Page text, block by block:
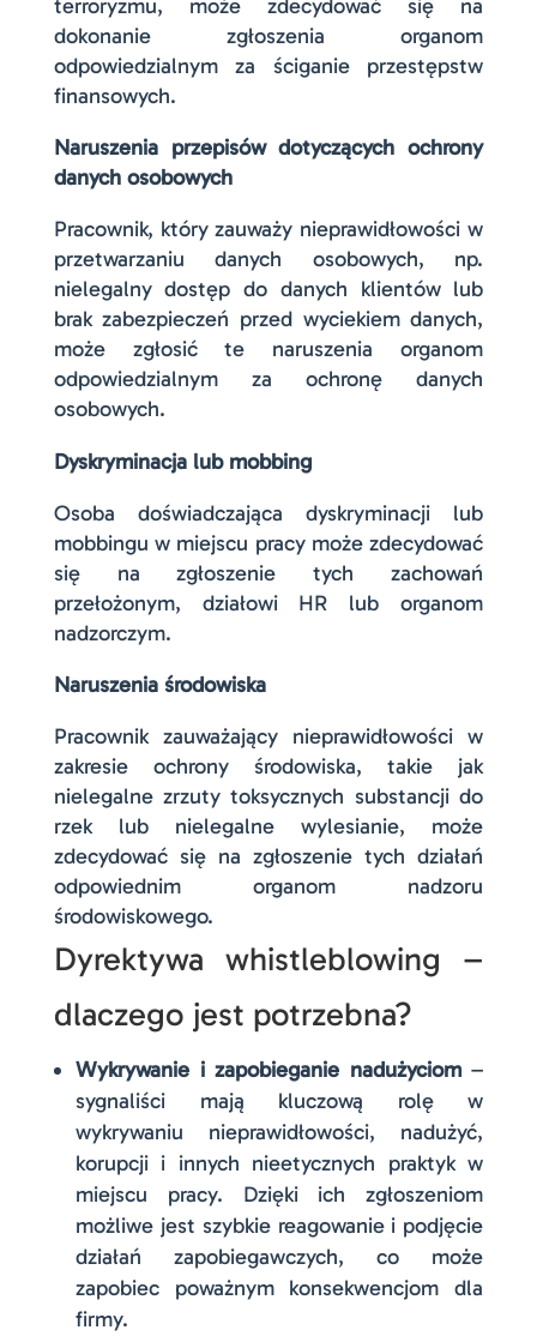
terroryzmu, może zdecydować się na
dokonanie zgłoszenia organom
odpowiedzialnym za ściganie przestępstw
finansowych.
Naruszenia przepisów dotyczących ochrony
danych osobowych
Pracownik, który zauważy nieprawidłowości w
przetwarzaniu danych osobowych, np.
nielegalny dostęp do danych klientów lub
brak zabezpieczeń przed wyciekiem danych,
może zgłosić te naruszenia organom
odpowiedzialnym za ochronę danych
osobowych.
Dyskryminacja lub mobbing
Osoba doświadczająca dyskryminacji lub
mobbingu w miejscu pracy może zdecydować
się na zgłoszenie tych zachowań
przełożonym, działowi HR lub organom
nadzorczym.
Naruszenia środowiska
Pracownik zauważający nieprawidłowości w
zakresie ochrony środowiska, takie jak
nielegalne zrzuty toksycznych substancji do
rzek lub nielegalne wylesianie, może
zdecydować się na zgłoszenie tych działań
odpowiednim organom nadzoru
środowiskowego.
Dyrektywa whistleblowing –
dlaczego jest potrzebna?
Wykrywanie i zapobieganie nadużyciom–
sygnaliści mają kluczową rolę w
wykrywaniu nieprawidłowości, nadużyć,
korupcji i innych nieetycznych praktyk w
miejscu pracy. Dzięki ich zgłoszeniom
możliwe jest szybkie reagowanie i podjęcie
działań zapobiegawczych, co może
zapobiec poważnym konsekwencjom dla
firmy.